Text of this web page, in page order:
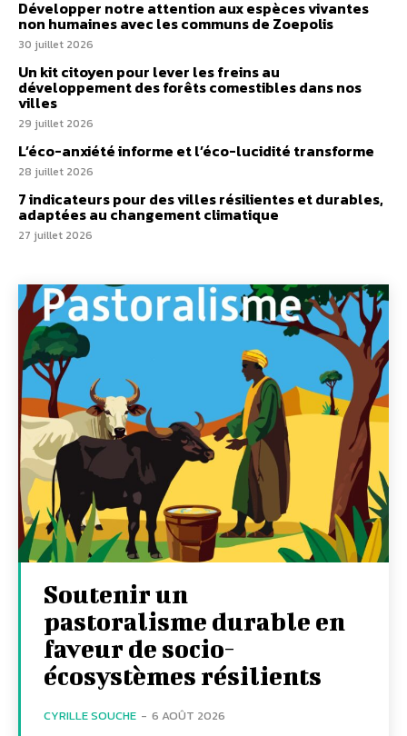
Développer notre attention aux espèces vivantes
non humaines avec les communs de Zoepolis
30 juillet 2026
Un kit citoyen pour lever les freins au
développement des forêts comestibles dans nos
villes
29 juillet 2026
L’éco-anxiété informe et l’éco-lucidité transforme
28 juillet 2026
7 indicateurs pour des villes résilientes et durables,
adaptées au changement climatique
27 juillet 2026
Soutenir un
pastoralisme durable en
faveur de socio-
écosystèmes résilients
CYRILLE SOUCHE - 6 AOÛT 2026